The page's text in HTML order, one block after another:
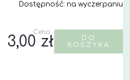
Dostępność: na wyczerpaniu
Cena:
3,00 zł
DO
KOSZYKA